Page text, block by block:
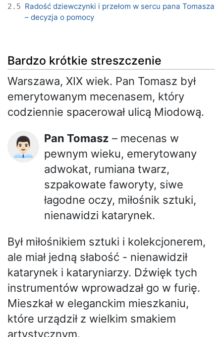
2.5 Radość dziewczynki i przełom w sercu pana Tomasza
– decyzja o pomocy
Bardzo krótkie streszczenie
Warszawa, XIX wiek. Pan Tomasz był
emerytowanym mecenasem, który
codziennie spacerował ulicą Miodową.
👨🏻‍💼 Pan Tomasz – mecenas w
pewnym wieku, emerytowany
adwokat, rumiana twarz,
szpakowate faworyty, siwe
łagodne oczy, miłośnik sztuki,
nienawidzi katarynek.
Był miłośnikiem sztuki i kolekcjonerem,
ale miał jedną słabość - nienawidził
katarynek i kataryniarzy. Dźwięk tych
instrumentów wprowadzał go w furię.
Mieszkał w eleganckim mieszkaniu,
które urządził z wielkim smakiem
artystycznym.